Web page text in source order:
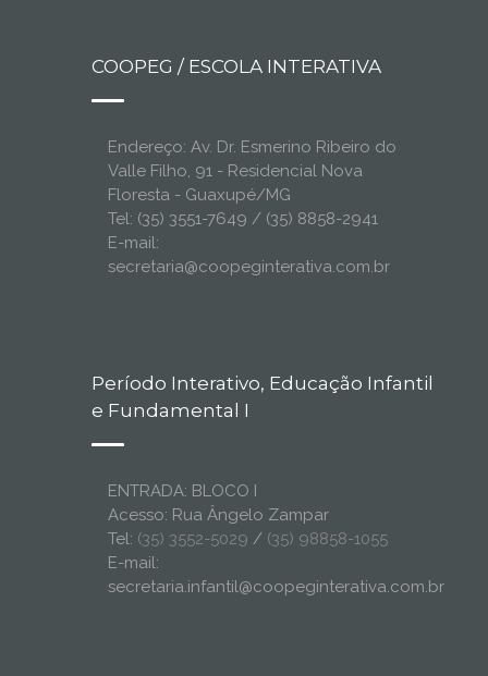
COOPEG / ESCOLA INTERATIVA
Endereço: Av. Dr. Esmerino Ribeiro do
Valle Filho, 91 - Residencial Nova
Floresta - Guaxupé/MG
Tel: (35) 3551-7649 / (35) 8858-2941
E-mail:
secretaria@coopeginterativa.com.br
Período Interativo, Educação Infantil
e Fundamental I
ENTRADA: BLOCO I
Acesso: Rua Ângelo Zampar
Tel: (35) 3552-5029 / (35) 98858-1055
E-mail:
secretaria.infantil@coopeginterativa.com.br